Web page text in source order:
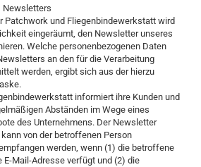
Newsletters
Patchwork und Fliegenbindewerkstatt wird
eingeräumt, den Newsletter unseres
Welche personenbezogenen Daten
an den für die Verarbeitung
werden, ergibt sich aus der hierzu
informiert ihre Kunden und
Abständen im Wege eines
des Unternehmens. Der Newsletter
von der betroffenen Person
werden, wenn (1) die betroffene
E-Mail-Adresse verfügt und (2) die